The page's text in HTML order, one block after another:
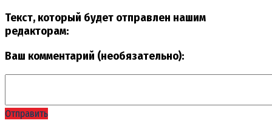
Текст, который будет отправлен нашим
редакторам:
Ваш комментарий (необязательно):
Отправить